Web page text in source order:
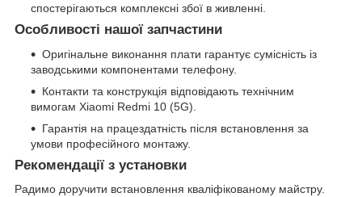
спостерігаються комплексні збої в живленні.
Особливості нашої запчастини
Оригінальне виконання плати гарантує сумісність із
заводськими компонентами телефону.
Контакти та конструкція відповідають технічним
вимогам Xiaomi Redmi 10 (5G).
Гарантія на працездатність після встановлення за
умови професійного монтажу.
Рекомендації з установки
Радимо доручити встановлення кваліфікованому майстру.